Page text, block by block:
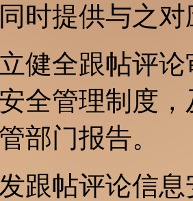
时提供与之
立健全跟帖评
全管理制度
部门报告。
发跟帖评论信